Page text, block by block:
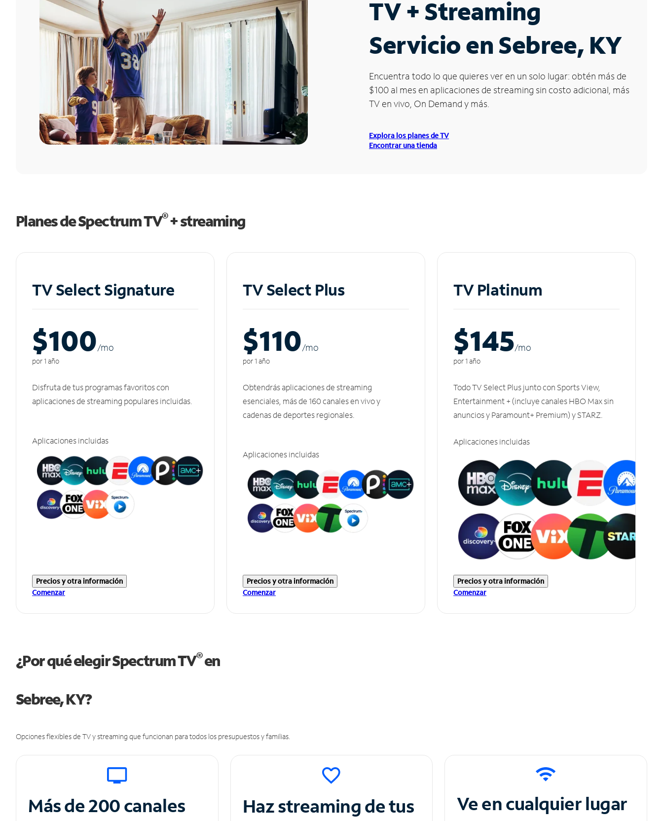
TV + Streaming
Servicio en Sebree, KY
Encuentra todo lo que quieres ver en un solo lugar: obtén más de
$100 al mes en aplicaciones de streaming sin costo adicional, más
TV en vivo, On Demand y más.
Explora los planes de TV
Encontrar una tienda
Planes de Spectrum TV®+ streaming
TV Select Signature
$100/mo
por 1 año
Disfruta de tus programas favoritos con
aplicaciones de streaming populares incluidas.
Aplicaciones incluidas
Precios y otra información
Comenzar
TV Select Plus
$110/mo
por 1 año
Obtendrás aplicaciones de streaming
esenciales, más de 160 canales en vivo y
cadenas de deportes regionales.
Aplicaciones incluidas
Precios y otra información
Comenzar
TV Platinum
$145/mo
por 1 año
Todo TV Select Plus junto con Sports View,
Entertainment + (incluye canales HBO Max sin
anuncios y Paramount+ Premium) y STARZ.
Aplicaciones incluidas
Precios y otra información
Comenzar
¿Por qué elegir Spectrum TV®en
Sebree, KY?
Opciones flexibles de TV y streaming que funcionan para todos los presupuestos y familias.
Más de 200 canales
Haz streaming de tus
Ve en cualquier lugar